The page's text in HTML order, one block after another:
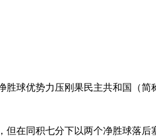
球优势力压刚果民主共和国（
在同积七分下以两个净胜球落后